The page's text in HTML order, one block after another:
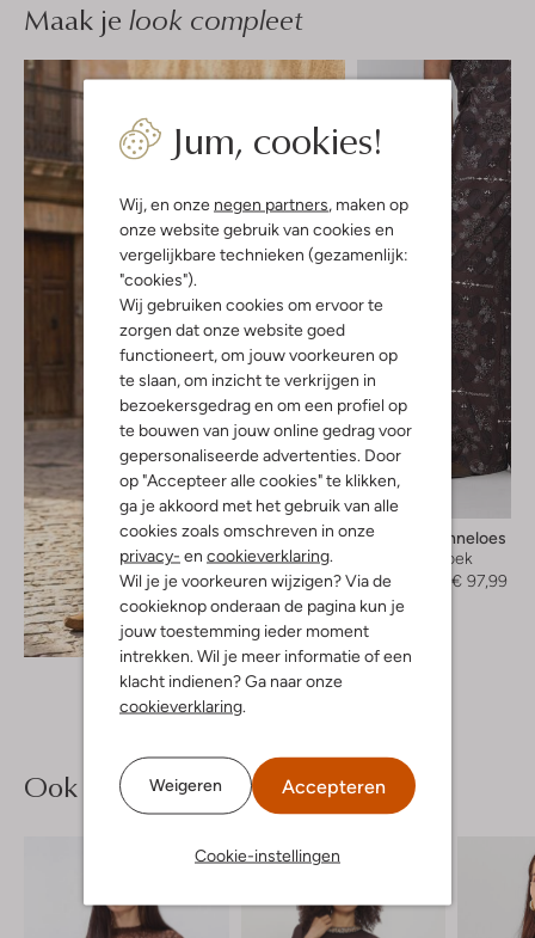
Jum, cookies!
Wij, en onze negen partners , maken op
onze website gebruik van cookies en
vergelijkbare technieken (gezamenlijk:
"cookies").
Wij gebruiken cookies om ervoor te
zorgen dat onze website goed
functioneert, om jouw voorkeuren op
te slaan, om inzicht te verkrijgen in
bezoekersgedrag en om een profiel op
te bouwen van jouw online gedrag voor
gepersonaliseerde advertenties. Door
op "Accepteer alle cookies" te klikken,
ga je akkoord met het gebruik van alle
cookies zoals omschreven in onze
privacy- en cookieverklaring
Wil je je voorkeuren wijzigen? Via de
cookieknop onderaan de pagina kun je
jouw toestemming ieder moment
intrekken. Wil je meer informatie of een
klacht indienen? Ga naar onze
cookieverklaring
Weigeren Accepteren
Cookie-instellingen
Maak je look compleet
Ontdek de look
-30%
Studio Anneloes
Wijde broek
€ 139,95
€ 97,99
Ook iets voor jou?